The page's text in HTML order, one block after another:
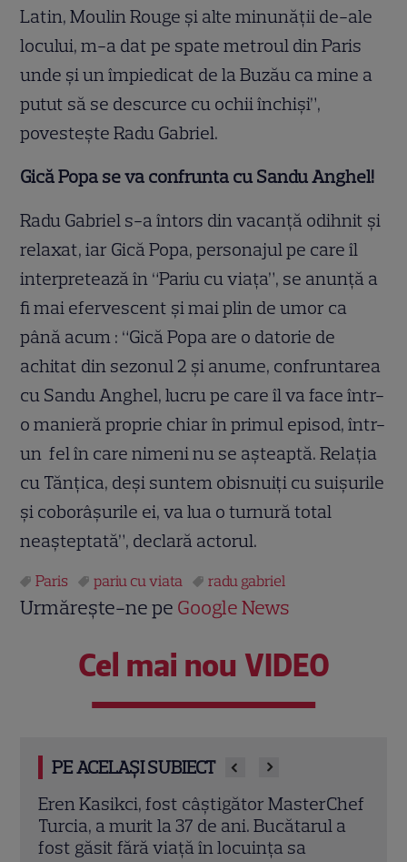
Latin, Moulin Rouge și alte minunății de-ale
locului, m-a dat pe spate metroul din Paris
unde și un împiedicat de la Buzău ca mine a
putut să se descurce cu ochii închiși”,
povestește Radu Gabriel.
Gică Popa se va confrunta cu Sandu Anghel!
Radu Gabriel s-a întors din vacanță odihnit și
relaxat, iar Gică Popa, personajul pe care îl
interpretează în “Pariu cu viața”, se anunță a
fi mai efervescent și mai plin de umor ca
până acum : “Gică Popa are o datorie de
achitat din sezonul 2 și anume, confruntarea
cu Sandu Anghel, lucru pe care îl va face într-
o manieră proprie chiar în primul episod, într-
un fel în care nimeni nu se așteaptă. Relația
cu Tănțica, deși suntem obisnuiți cu suișurile
și coborâșurile ei, va lua o turnură total
neașteptată”, declară actorul.
Paris pariu cu viata radu gabriel
Urmărește-ne pe Google News
Cel mai nou VIDEO
PE ACELAȘI SUBIECT
Trei cupluri revin la „Insula Iubirii –
Reuniuni”. Ce se întâmplă când se
întâlnesc din nou cu Radu Vâlcan